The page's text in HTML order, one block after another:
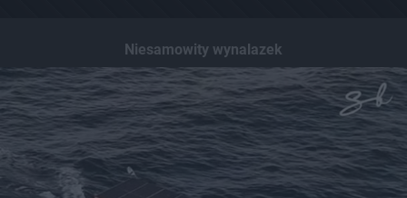
Niesamowity wynalazek